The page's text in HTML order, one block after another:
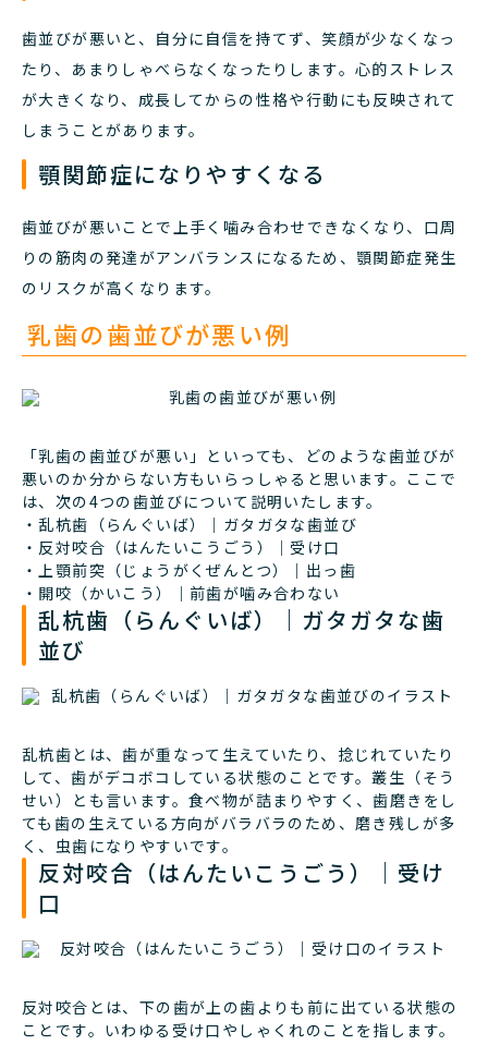
歯並びが悪いと、自分に自信を持てず、笑顔が少なくなっ
たり、あまりしゃべらなくなったりします。心的ストレス
が大きくなり、成長してからの性格や行動にも反映されて
しまうことがあります。
顎関節症になりやすくなる
歯並びが悪いことで上手く噛み合わせできなくなり、口周
りの筋肉の発達がアンバランスになるため、顎関節症発生
のリスクが高くなります。
乳歯の歯並びが悪い例
「乳歯の歯並びが悪い」といっても、どのような歯並びが
悪いのか分からない方もいらっしゃると思います。ここで
は、次の4つの歯並びについて説明いたします。
・乱杭歯（らんぐいば）｜ガタガタな歯並び
・反対咬合（はんたいこうごう）｜受け口
・上顎前突（じょうがくぜんとつ）｜出っ歯
・開咬（かいこう）｜前歯が噛み合わない
乱杭歯（らんぐいば）｜ガタガタな歯
並び
乱杭歯とは、歯が重なって生えていたり、捻じれていたり
して、歯がデコボコしている状態のことです。叢生（そう
せい）とも言います。食べ物が詰まりやすく、歯磨きをし
ても歯の生えている方向がバラバラのため、磨き残しが多
く、虫歯になりやすいです。
反対咬合（はんたいこうごう）｜受け
口
反対咬合とは、下の歯が上の歯よりも前に出ている状態の
ことです。いわゆる受け口やしゃくれのことを指します。